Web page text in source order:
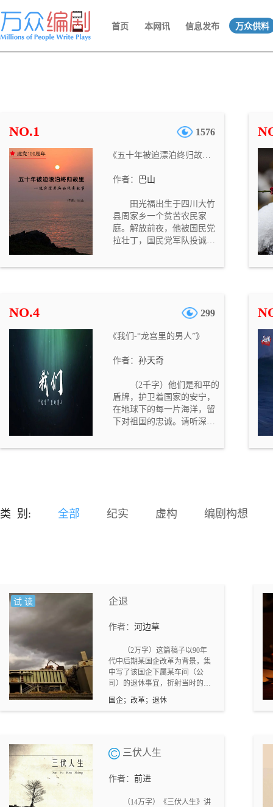
首页 本网讯 信息发布 万众供料
NO.1 1576
《五十年被迫漂泊终归故里——一位台湾老兵的传奇故事》
作者： 巴山
田光福出生于四川大竹
县周家乡一个贫苦农民家
庭。解放前夜，他被国民党
拉壮丁，国民党军队投诚后
爆发后，又入朝作战被美军
湾生活……80年代随着两岸
回到阔别几十年的故乡，最
田光福是不幸的，但他最终
田光福几十年如一日对故土
的眷恋之情在当前仍极具感
染力！
NO.4 299
《我们-“龙宫里的男人”》
作者： 孙天奇
（2千字）他们是和平的
盾牌，护卫着国家的安宁，
在地球下的每一片海洋，留
下对祖国的忠诚。请听深海
述。
类 别: 全部 纪实 虚构 编剧构想
试 读 企退
作者： 河边草
（2万字）这篇稿子以90年
代中后期某国企改革为背景，集
中写了该国企下属某车间（公
司）的退休事宜，折射当时的国
企窘境，继而引申出国企蜕变情
形。
国企；改革；退休
三伏人生
作者： 前进
（14万字）《三伏人生》讲